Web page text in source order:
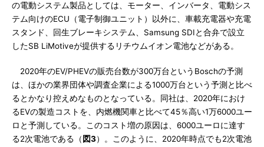
の電動システム製品としては、モーター、インバータ、電動シス
テム向けのECU（電子制御ユニット）以外に、車載充電器や充電
スタンド、回生ブレーキシステム、Samsung SDIと合弁で設立
したSB LiMotiveが提供するリチウムイオン電池などがある。
2020年のEV/PHEVの販売台数が300万台というBoschの予測
は、ほかの業界団体や調査企業による1000万台という予測と比べ
るとかなり控えめなものとなっている。同社は、2020年におけ
るEVの製造コストを、内燃機関車と比べて45％高い1万6000ユー
ロと予測している。このコスト増の原因は、6000ユーロに達す
る2次電池である（ 図3）。このように、2020年時点でも2次電池